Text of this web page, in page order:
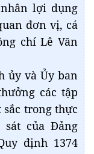
lợi dụng
đơn vị, cá
chí Lê Văn
ủy và Ủy ban
các tập
trong thực
của Đảng
định 1374